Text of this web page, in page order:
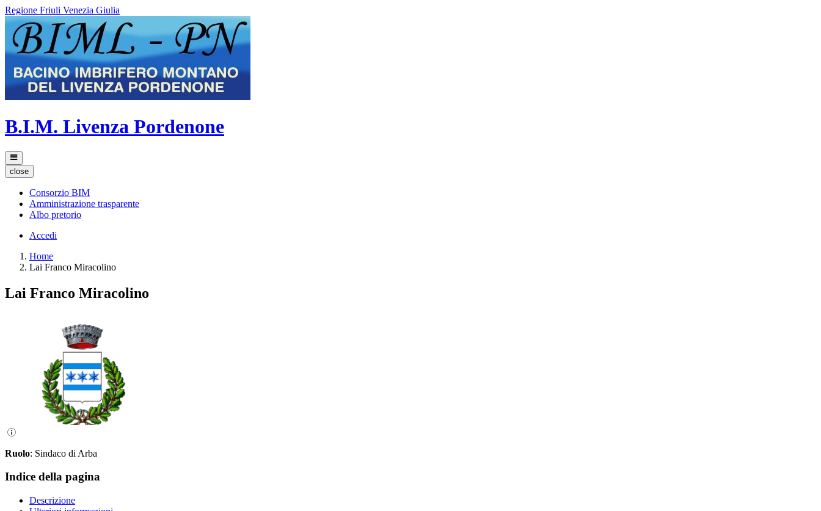
Regione Friuli Venezia Giulia
B.I.M. Livenza Pordenone
close
Consorzio BIM
Amministrazione trasparente
Albo pretorio
Accedi
Home
Lai Franco Miracolino
Lai Franco Miracolino
Ruolo: Sindaco di Arba
Indice della pagina
Descrizione